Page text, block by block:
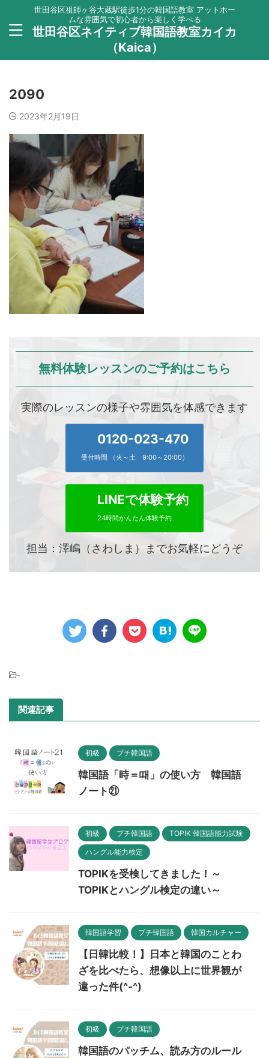
世田谷区祖師ヶ谷大蔵駅徒歩1分の韓国語教室 アットホー
ムな雰囲気で初心者から楽しく学べる
世田谷区ネイティブ韓国語教室カイカ
（Kaica）
2090
2023年2月19日
無料体験レッスンのご予約はこちら
実際のレッスンの様子や雰囲気を体感できます
0120-023-470
受付時間 （火～土 9:00～20:00）
LINEで体験予約
24時間かんたん体験予約
担当：澤嶋（さわしま）までお気軽にどうぞ
-
関連記事
初級 プチ韓国語
韓国語「時＝때」の使い方 韓国語
ノート㉑
初級 プチ韓国語 TOPIK 韓国語能力試験
ハングル能力検定
TOPIKを受検してきました！～
TOPIKとハングル検定の違い～
韓国語学習 プチ韓国語 韓国カルチャー
【日韓比較！】日本と韓国のことわ
ざを比べたら、想像以上に世界観が
違った件(^-^)
初級 プチ韓国語
韓国語のパッチム、読み方のルール